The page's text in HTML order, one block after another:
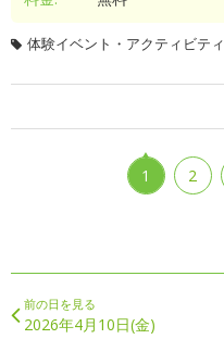
体験イベント・アクティビティ
1 2
前の日を見る
2026年4月10日(金)